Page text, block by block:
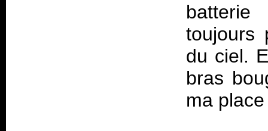
toujours
du ciel.
bras
ma